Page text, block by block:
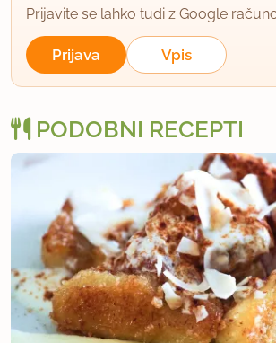
Prijavite se lahko tudi z Google
Prijava Vpis
PODOBNI RECEPTI